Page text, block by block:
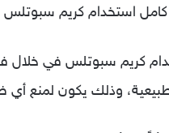
كريم سبوتلس في خلال
وذلك يكون لمنع